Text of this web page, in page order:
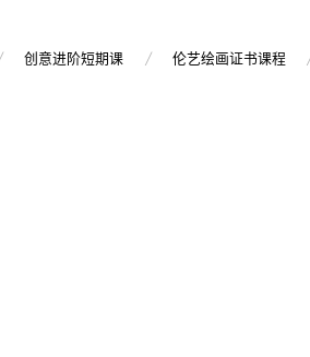
创意进阶短期课 伦艺绘画证书课程